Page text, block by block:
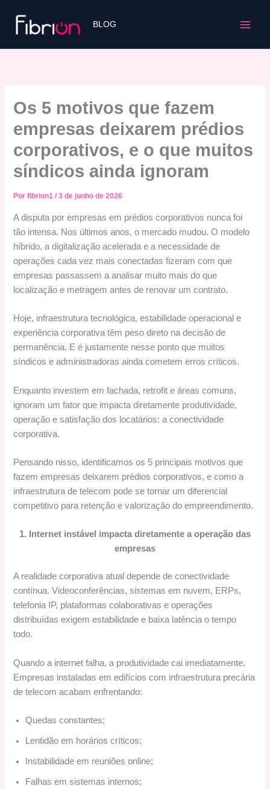
conteúdo
BLOG
Os 5 motivos que fazem
empresas deixarem prédios
corporativos, e o que muitos
síndicos ainda ignoram
Porfibrion1/3 de junho de 2026
A disputa por empresas em prédios corporativos nunca foi
tão intensa. Nos últimos anos, o mercado mudou. O modelo
híbrido, a digitalização acelerada e a necessidade de
operações cada vez mais conectadas fizeram com que
empresas passassem a analisar muito mais do que
localização e metragem antes de renovar um contrato.
Hoje, infraestrutura tecnológica, estabilidade operacional e
experiência corporativa têm peso direto na decisão de
permanência. E é justamente nesse ponto que muitos
síndicos e administradoras ainda cometem erros críticos.
Enquanto investem em fachada, retrofit e áreas comuns,
ignoram um fator que impacta diretamente produtividade,
operação e satisfação dos locatários: a conectividade
corporativa.
Pensando nisso, identificamos os 5 principais motivos que
fazem empresas deixarem prédios corporativos, e como a
infraestrutura de telecom pode se tornar um diferencial
competitivo para retenção e valorização do empreendimento.
1. Internet instável impacta diretamente a operação das
empresas
A realidade corporativa atual depende de conectividade
contínua. Videoconferências, sistemas em nuvem, ERPs,
telefonia IP, plataformas colaborativas e operações
distribuídas exigem estabilidade e baixa latência o tempo
todo.
Quando a internet falha, a produtividade cai imediatamente.
Empresas instaladas em edifícios com infraestrutura precária
de telecom acabam enfrentando:
Quedas constantes;
Lentidão em horários críticos;
Instabilidade em reuniões online;
Falhas em sistemas internos;